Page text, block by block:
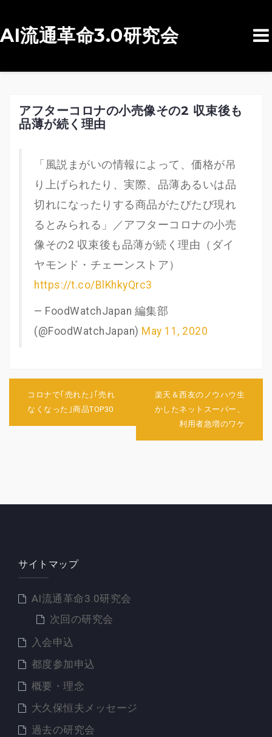
コ
AI流通革命3.0研究会
アフターコロナの小売像その2 収束後も
品薄が続く理由
「風説まがいの情報によって、価格が吊
り上げられたり、実際、品薄あるいは品
切れになったりする商品がたびたび現れ
るとみられる」／アフターコロナの小売
像その2 収束後も品薄が続く理由（ダイ
ヤモンド・チェーンストア）
https://t.co/BlKhkyQrc3
— FoodWatchJapan 編集部
(@FoodWatchJapan) May 11, 2020
ゲ
コロナで｢売れた｣｢売れ
なくなった｣商品TOP30
楽天＆西友のノウハウ生
かしたネットスーパー、
利用者急増のワケ
サイトマップ
AI流通革命3.0研究会
次回の研究会
入会申込
都度参加申込
概要・理念
大久保恒夫メッセージ
過去の研究会